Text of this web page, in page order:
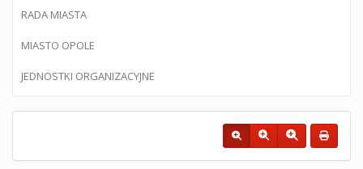
RADA MIASTA
MIASTO OPOLE
JEDNOSTKI ORGANIZACYJNE